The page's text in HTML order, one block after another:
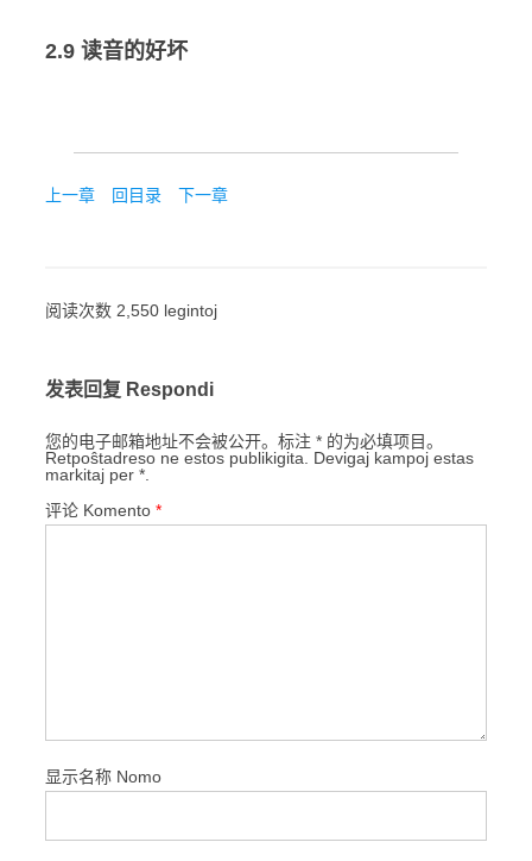
2.9 读音的好坏
上一章 回目录 下一章
阅读次数 2,550 legintoj
发表回复 Respondi
您的电子邮箱地址不会被公开。标注 * 的为必填项目。
Retpoŝtadreso ne estos publikigita. Devigaj kampoj estas
markitaj per *.
评论 Komento *
显示名称 Nomo